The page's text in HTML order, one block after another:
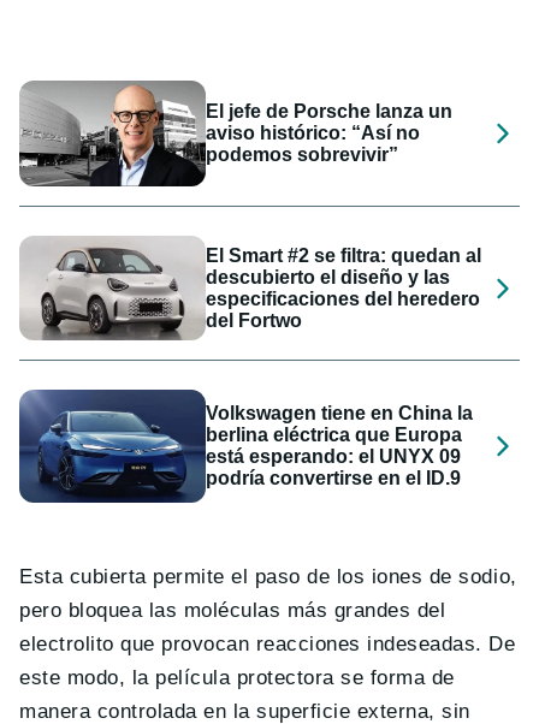
El jefe de Porsche lanza un
aviso histórico: “Así no
podemos sobrevivir”
El Smart #2 se filtra: quedan al
descubierto el diseño y las
especificaciones del heredero
del Fortwo
Volkswagen tiene en China la
berlina eléctrica que Europa
está esperando: el UNYX 09
podría convertirse en el ID.9
Esta cubierta permite el paso de los iones de sodio,
pero bloquea las moléculas más grandes del
electrolito que provocan reacciones indeseadas. De
este modo, la película protectora se forma de
manera controlada en la superficie externa, sin